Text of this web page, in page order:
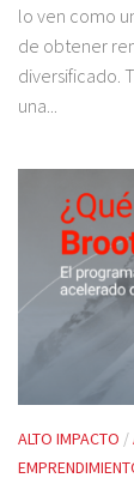
lo ven como
de obtener
diversificado.
una...
ALTO IMPACTO /